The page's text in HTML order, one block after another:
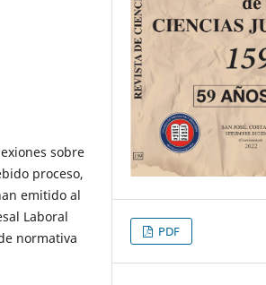
sobre
proceso,
emitido al
Laboral
normativa
PDF